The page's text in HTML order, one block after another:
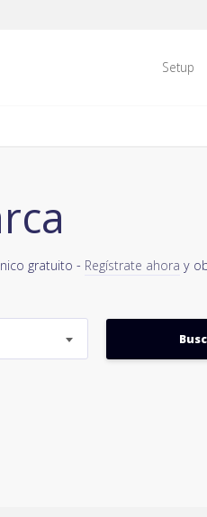
Setup
gratuito - Regístrate ahora y